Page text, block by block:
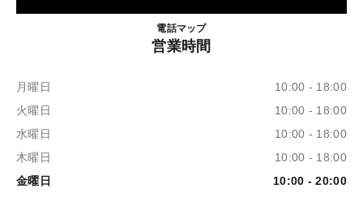
電話1300 242 635
マップCHANEL RAINE SQUARE
営業時間
月曜日
10:00 - 18:00
火曜日
10:00 - 18:00
水曜日
10:00 - 18:00
木曜日
10:00 - 18:00
金曜日
10:00 - 20:00
以下に関するフィルター結果：
アイウェア取扱店